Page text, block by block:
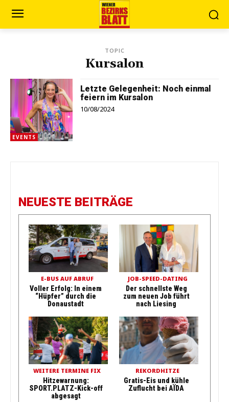
TOPIC
Kursalon
EVENTS
Letzte Gelegenheit: Noch einmal
feiern im Kursalon
10/08/2024
NEUESTE BEITRÄGE
E-BUS AUF ABRUF
Voller Erfolg: In einem
“Hüpfer” durch die
Donaustadt
JOB-SPEED-DATING
Der schnellste Weg
zum neuen Job führt
nach Liesing
WEITERE TERMINE FIX
Hitzewarnung:
SPORT.PLATZ-Kick-off
abgesagt
REKORDHITZE
Gratis-Eis und kühle
Zuflucht bei AÏDA